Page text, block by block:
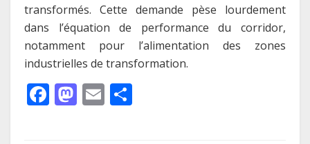
transformés. Cette demande pèse lourdement
dans l’équation de performance du corridor,
notamment pour l’alimentation des zones
industrielles de transformation.
F M E